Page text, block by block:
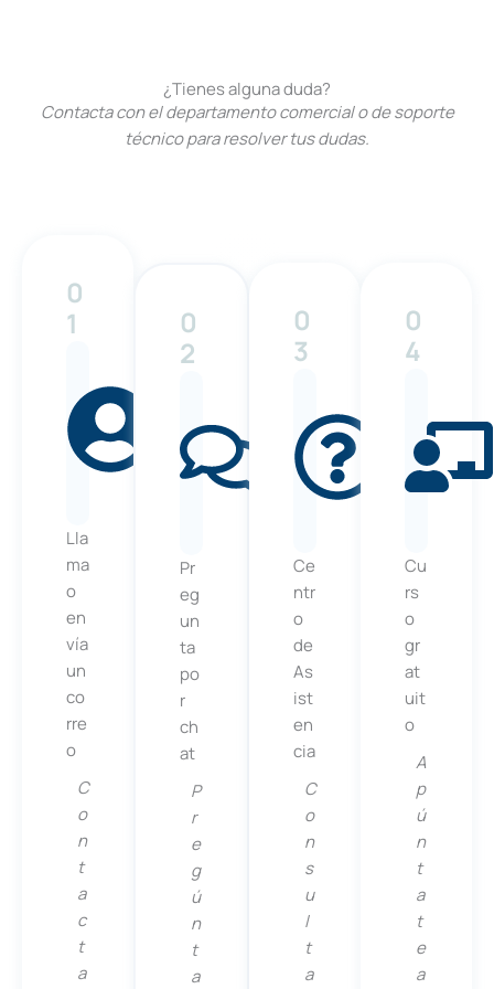
¿Tienes alguna duda?
Contacta con el departamento comercial o de soporte
técnico para resolver tus dudas.
0
1
Lla
ma
o
en
vía
un
co
rre
o
C
o
n
t
a
c
t
a
0
2
Pr
eg
un
ta
po
r
ch
at
P
r
e
g
ú
n
t
a
0
3
Ce
ntr
o
de
As
ist
en
cia
C
o
n
s
u
l
t
a
0
4
Cu
rs
o
gr
at
uit
o
A
p
ú
n
t
a
t
e
a